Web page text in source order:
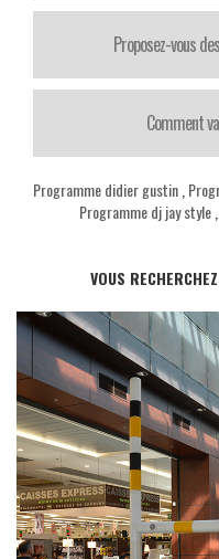
Proposez-vous
Comment
Programme didier gustin
Programme dj jay style,
VOUS